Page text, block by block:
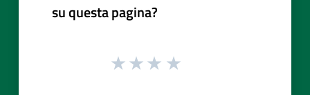
su questa pagina?